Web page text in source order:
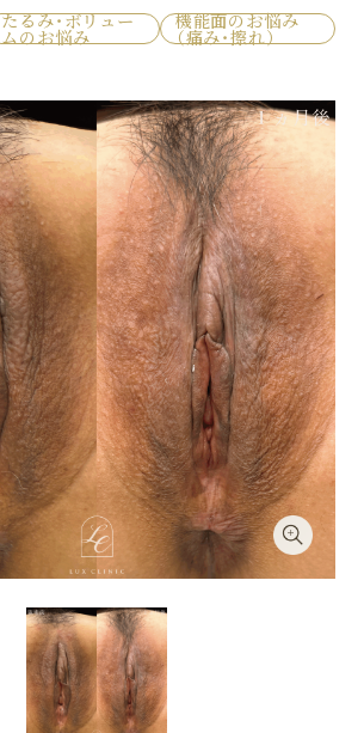
たるみ・ボリュー
ムのお悩み
機能面のお悩み
（痛み・擦れ）